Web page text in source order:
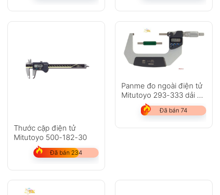
Thước cặp điện tử
Mitutoyo 500-182-30
Đã bán 234
Panme đo ngoài điện tử
Mitutoyo 293-333 dải đo
75-100mm
Đã bán 74